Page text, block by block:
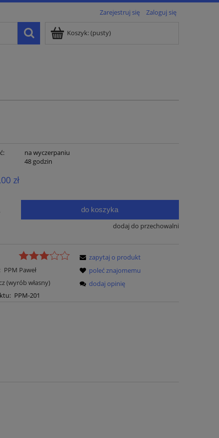
Zarejestruj się Zaloguj się
Koszyk:(pusty)
na wyczerpaniu
48 godzin
zł
do koszyka
dodaj do przechowalni
PPM Paweł
(wyrób własny)
PPM-201
zapytaj o produkt
poleć znajomemu
dodaj opinię